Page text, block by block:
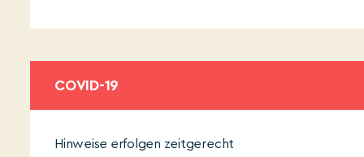
COVID-19
Hinweise erfolgen zeitgerecht